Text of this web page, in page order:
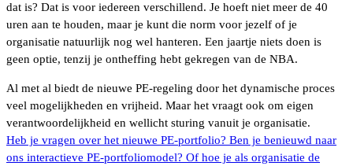
dat is? Dat is voor iedereen verschillend. Je hoeft niet meer de 40
uren aan te houden, maar je kunt die norm voor jezelf of je
organisatie natuurlijk nog wel hanteren. Een jaartje niets doen is
geen optie, tenzij je ontheffing hebt gekregen van de NBA.
Al met al biedt de nieuwe PE-regeling door het dynamische proces
veel mogelijkheden en vrijheid. Maar het vraagt ook om eigen
verantwoordelijkheid en wellicht sturing vanuit je organisatie.
Heb je vragen over het nieuwe PE-portfolio? Ben je benieuwd naar
ons interactieve PE-portfoliomodel? Of hoe je als organisatie de